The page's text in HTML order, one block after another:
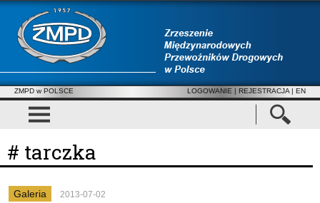
ZMPD w POLSCE LOGOWANIE | REJESTRACJA | EN
# tarczka
Galeria 2013-07-02